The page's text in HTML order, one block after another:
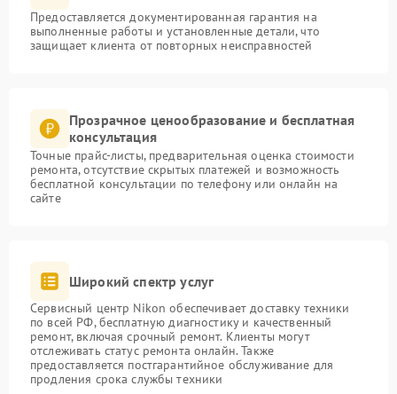
Предоставляется документированная гарантия на
выполненные работы и установленные детали, что
защищает клиента от повторных неисправностей
Прозрачное ценообразование и бесплатная
консультация
Точные прайс-листы, предварительная оценка стоимости
ремонта, отсутствие скрытых платежей и возможность
бесплатной консультации по телефону или онлайн на
сайте
Широкий спектр услуг
Сервисный центр Nikon обеспечивает доставку техники
по всей РФ, бесплатную диагностику и качественный
ремонт, включая срочный ремонт. Клиенты могут
отслеживать статус ремонта онлайн. Также
предоставляется постгарантийное обслуживание для
продления срока службы техники